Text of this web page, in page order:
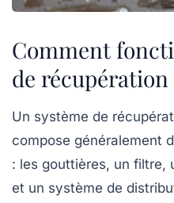
Comment
de récupération
Un système de
compose généralement
: les gouttières, un filtre,
et un système de